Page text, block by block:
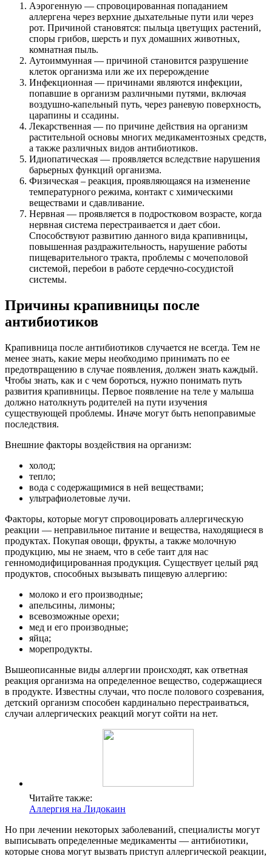
Аэрогенную — спровоцированная попаданием
аллергена через верхние дыхательные пути или через
рот. Причиной становятся: пыльца цветущих растений,
споры грибов, шерсть и пух домашних животных,
комнатная пыль.
Аутоиммунная — причиной становится разрушение
клеток организма или же их перерождение
Инфекционная — причинами являются инфекции,
попавшие в организм различными путями, включая
воздушно-капельный путь, через раневую поверхность,
царапины и ссадины.
Лекарственная — по причине действия на организм
растительной основы многих медикаментозных средств,
а также различных видов антибиотиков.
Идиопатическая — проявляется вследствие нарушения
барьерных функций организма.
Физическая – реакция, проявляющаяся на изменение
температурного режима, контакт с химическими
веществами и сдавливание.
Нервная — проявляется в подростковом возрасте, когда
нервная система перестраивается и дает сбои.
Способствуют развитию данного вида крапивницы,
повышенная раздражительность, нарушение работы
пищеварительного тракта, проблемы с мочеполовой
системой, перебои в работе сердечно-сосудистой
системы.
Причины крапивницы после
антибиотиков
Крапивница после антибиотиков случается не всегда. Тем не
менее знать, какие меры необходимо принимать по ее
предотвращению в случае появления, должен знать каждый.
Чтобы знать, как и с чем бороться, нужно понимать путь
развития крапивницы. Первое появление на теле у малыша
должно натолкнуть родителей на пути изучения
существующей проблемы. Иначе могут быть непоправимые
последствия.
Внешние факторы воздействия на организм:
холод;
тепло;
вода с содержащимися в ней веществами;
ультрафиолетовые лучи.
Факторы, которые могут спровоцировать аллергическую
реакции — неправильное питание и вещества, находящиеся в
продуктах. Покупая овощи, фрукты, а также молочную
продукцию, мы не знаем, что в себе таит для нас
генномодифицированная продукция. Существует целый ряд
продуктов, способных вызывать пищевую аллергию:
молоко и его производные;
апельсины, лимоны;
всевозможные орехи;
мед и его производные;
яйца;
морепродукты.
Вышеописанные виды аллергии происходят, как ответная
реакция организма на определенное вещество, содержащиеся
в продукте. Известны случаи, что после полового созревания,
детский организм способен кардинально перестраиваться,
случаи аллергических реакций могут сойти на нет.
Читайте также:
Аллергия на Лидокаин
Но при лечении некоторых заболеваний, специалисты могут
выписывать определенные медикаменты — антибиотики,
которые снова могут вызвать приступ аллергической реакции,